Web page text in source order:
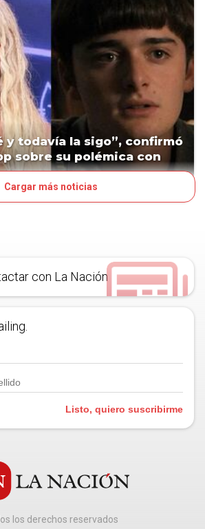
y todavía la sigo”, confirmó
sobre su polémica con
Cargar más noticias
con La Nación
Listo, quiero suscribirme
los derechos reservados